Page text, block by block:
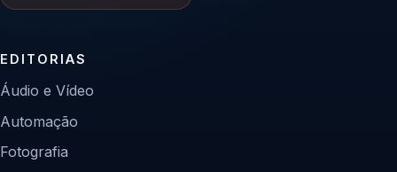
EDITORIAS
Áudio e Vídeo
Automação
Fotografia